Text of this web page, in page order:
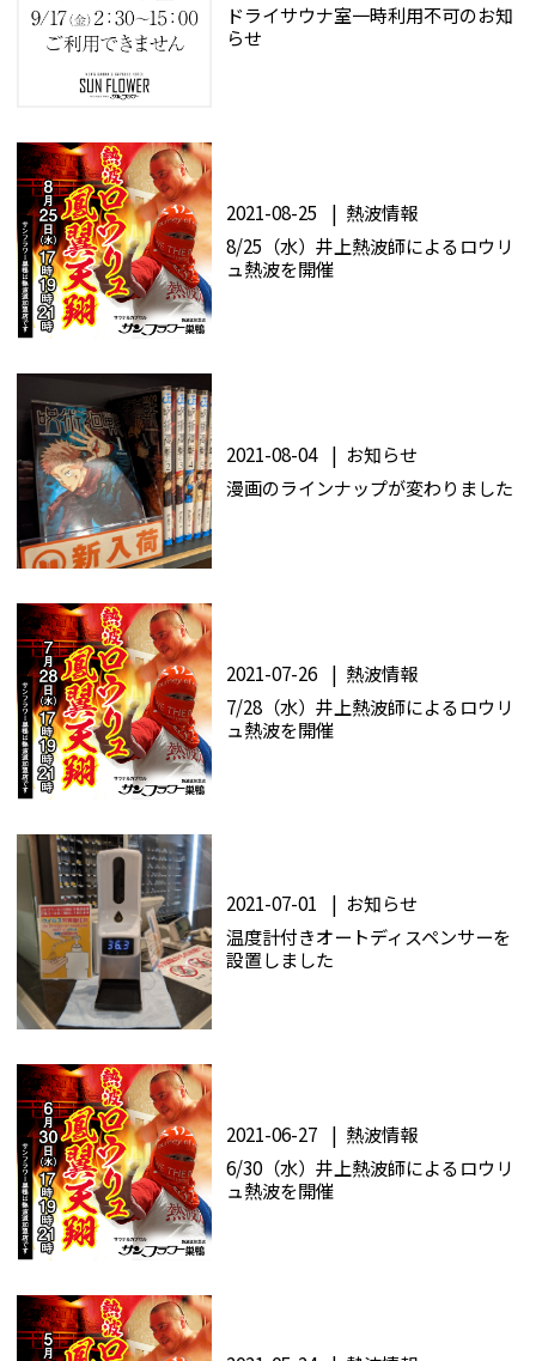
ドライサウナ室一時利用不可のお知
らせ
2021-08-25
熱波情報
8/25（水）井上熱波師によるロウリ
ュ熱波を開催
2021-08-04
お知らせ
漫画のラインナップが変わりました
2021-07-26
熱波情報
7/28（水）井上熱波師によるロウリ
ュ熱波を開催
2021-07-01
お知らせ
温度計付きオートディスペンサーを
設置しました
2021-06-27
熱波情報
6/30（水）井上熱波師によるロウリ
ュ熱波を開催